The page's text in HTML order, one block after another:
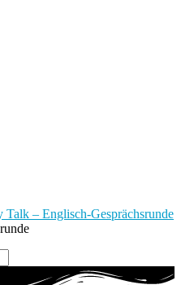
Talk – Englisch-Gesprächsrunde